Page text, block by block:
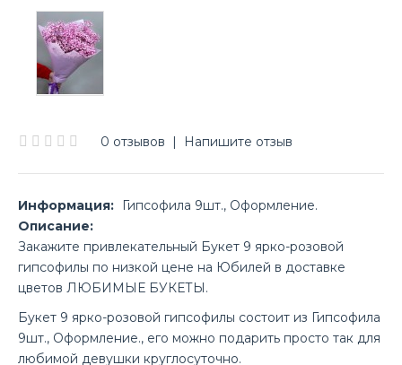
0 отзывов | Напишите отзыв
Информация:
Гипсофила 9шт., Оформление.
Описание:
Закажите привлекательный Букет 9 ярко-розовой
гипсофилы по низкой цене на Юбилей в доставке
цветов ЛЮБИМЫЕ БУКЕТЫ.
Букет 9 ярко-розовой гипсофилы состоит из Гипсофила
9шт., Оформление., его можно подарить просто так для
любимой девушки круглосуточно.